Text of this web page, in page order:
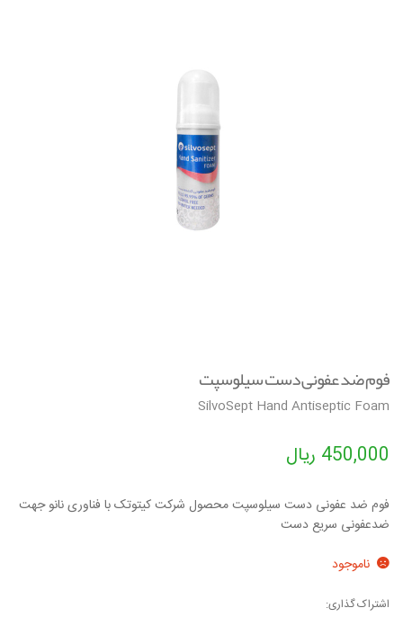
فوم ضد عفونی دست سیلوسپت
SilvoSept Hand Antiseptic Foam
450,000 ریال
فوم ضد عفونی دست سیلوسپت محصول شرکت کیتوتک با فناوری نانو جهت
ضدعفونی سریع دست
ناموجود
اشتراک گذاری: